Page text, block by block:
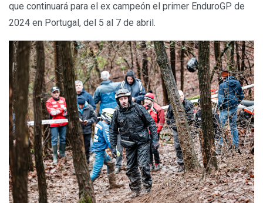
que continuará para el ex campeón el primer EnduroGP de
2024 en Portugal, del 5 al 7 de abril.